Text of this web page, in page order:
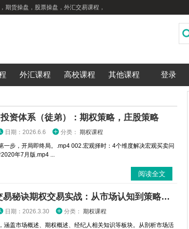
期货操盘，股票操盘，外汇交易课程，
外汇课程 高校课程 其他课程 登录
资体系（徒弟）：期权策略，庄股策略
日期：2026.6.6 分类： 期权课程
一步，开局即终局。.mp4 002.宏观择时：4个维度解决宏观买卖问
年7月版.mp4 ...
阅读全文
3分钟内掌握交易秘诀期权交易实战：从市场认知到策略执行全攻略
日期：2026.3.30 分类： 期权课程
涵盖市场概述、期权概述、经纪人相关知识等板块。从剖析市场活